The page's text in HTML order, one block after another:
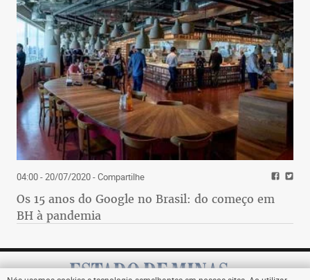
04:00 - 20/07/2020- Compartilhe
Os 15 anos do Google no Brasil: do começo em
BH à pandemia